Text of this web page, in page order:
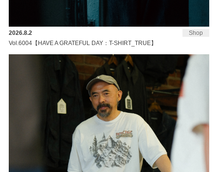
Shop
2026.8.2
Vol.6004【HAVE A GRATEFUL DAY：T-SHIRT_TRUE】